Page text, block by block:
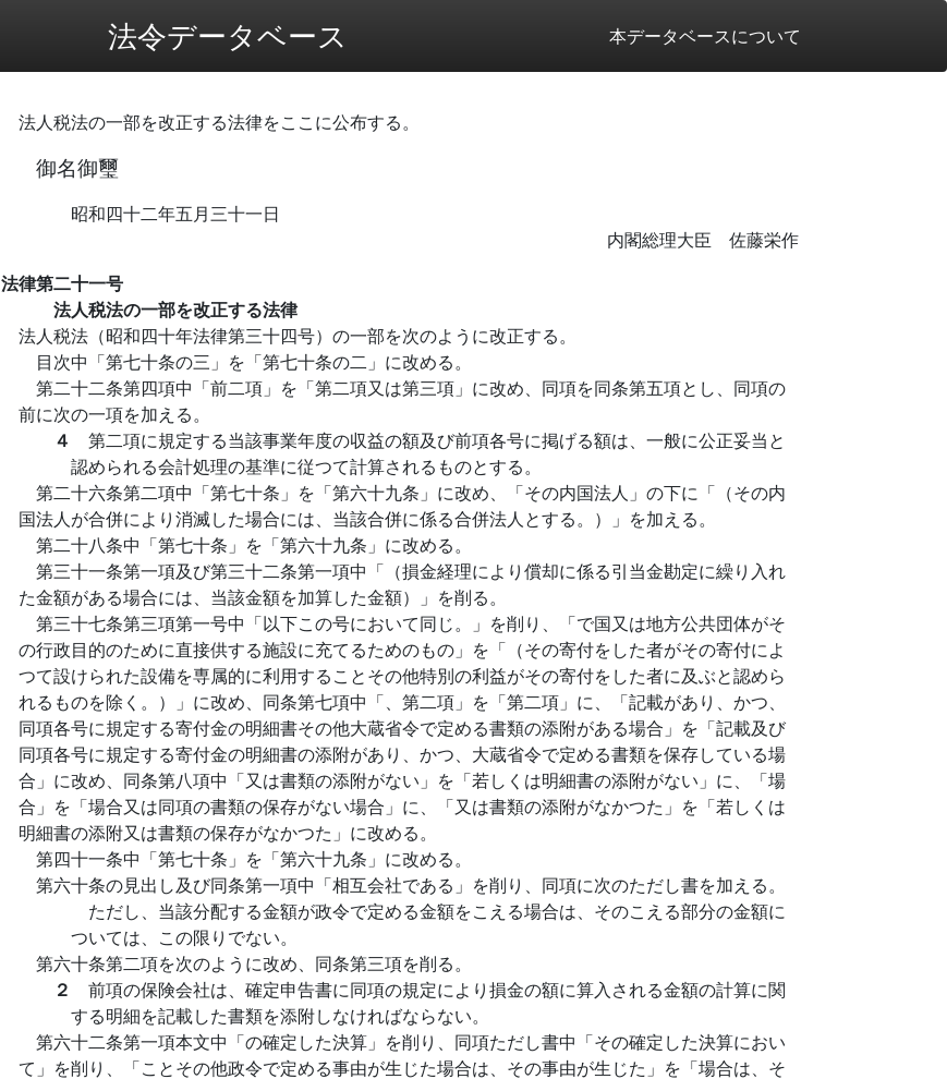
法令データベース 本データベースについて
法人税法の一部を改正する法律をここに公布する。
御名御璽
昭和四十二年五月三十一日
内閣総理大臣 佐藤栄作
法律第二十一号
法人税法の一部を改正する法律
法人税法（昭和四十年法律第三十四号）の一部を次のように改正する。
目次中「第七十条の三」を「第七十条の二」に改める。
第二十二条第四項中「前二項」を「第二項又は第三項」に改め、同項を同条第五項とし、同項の
前に次の一項を加える。
４ 第二項に規定する当該事業年度の収益の額及び前項各号に掲げる額は、一般に公正妥当と
認められる会計処理の基準に従つて計算されるものとする。
第二十六条第二項中「第七十条」を「第六十九条」に改め、「その内国法人」の下に「（その内
国法人が合併により消滅した場合には、当該合併に係る合併法人とする。）」を加える。
第二十八条中「第七十条」を「第六十九条」に改める。
第三十一条第一項及び第三十二条第一項中「（損金経理により償却に係る引当金勘定に繰り入れ
た金額がある場合には、当該金額を加算した金額）」を削る。
第三十七条第三項第一号中「以下この号において同じ。」を削り、「で国又は地方公共団体がそ
の行政目的のために直接供する施設に充てるためのもの」を「（その寄付をした者がその寄付によ
つて設けられた設備を専属的に利用することその他特別の利益がその寄付をした者に及ぶと認めら
れるものを除く。）」に改め、同条第七項中「、第二項」を「第二項」に、「記載があり、かつ、
同項各号に規定する寄付金の明細書その他大蔵省令で定める書類の添附がある場合」を「記載及び
同項各号に規定する寄付金の明細書の添附があり、かつ、大蔵省令で定める書類を保存している場
合」に改め、同条第八項中「又は書類の添附がない」を「若しくは明細書の添附がない」に、「場
合」を「場合又は同項の書類の保存がない場合」に、「又は書類の添附がなかつた」を「若しくは
明細書の添附又は書類の保存がなかつた」に改める。
第四十一条中「第七十条」を「第六十九条」に改める。
第六十条の見出し及び同条第一項中「相互会社である」を削り、同項に次のただし書を加える。
ただし、当該分配する金額が政令で定める金額をこえる場合は、そのこえる部分の金額に
ついては、この限りでない。
第六十条第二項を次のように改め、同条第三項を削る。
２ 前項の保険会社は、確定申告書に同項の規定により損金の額に算入される金額の計算に関
する明細を記載した書類を添附しなければならない。
第六十二条第一項本文中「の確定した決算」を削り、同項ただし書中「その確定した決算におい
て」を削り、「ことその他政令で定める事由が生じた場合は、その事由が生じた」を「場合は、そ